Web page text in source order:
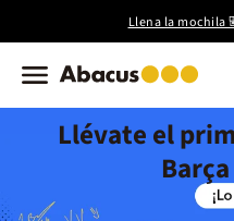
Llena la mochila
Llévate el